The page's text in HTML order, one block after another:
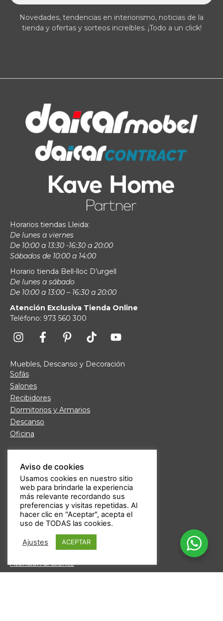
Novedades, tendencias en interiorismo, noticias de la
tienda y ofertas y sorteos increíbles. ¡Todo a un click!
Horarios tiendas Lleida:
De lunes a viernes
De 10:00 a 13:30 -16:30 a 20:00
Sábados de 10:00 a 14:00
Horario tienda Bell-lloc D’urgell
De lunes a sábado
De 10:00 a 13:00 – 16:30 a 20:00
Atención Exclusiva Tienda Online
Teléfono: 973 560 300
Muebles, Descanso y Decoración
Sofás
Salones
Recibidores
Dormitorios y Armarios
Descanso
Oficina
Fábrica de Muebles
Nuestras tiendas
Trabaja con nosotros
Guía de compra
Formas de pago
Devoluciones
Garantía Daicar
Preguntas frecuentes
Atención al cliente
Aviso legal
Aviso de cookies
Usamos cookies en nuestro sitio
web para brindarle la experiencia
más relevante recordando sus
preferencias y visitas repetidas. Al
hacer clic en "Aceptar", acepta el
uso de TODAS las cookies.
Ajustes ACEPTAR